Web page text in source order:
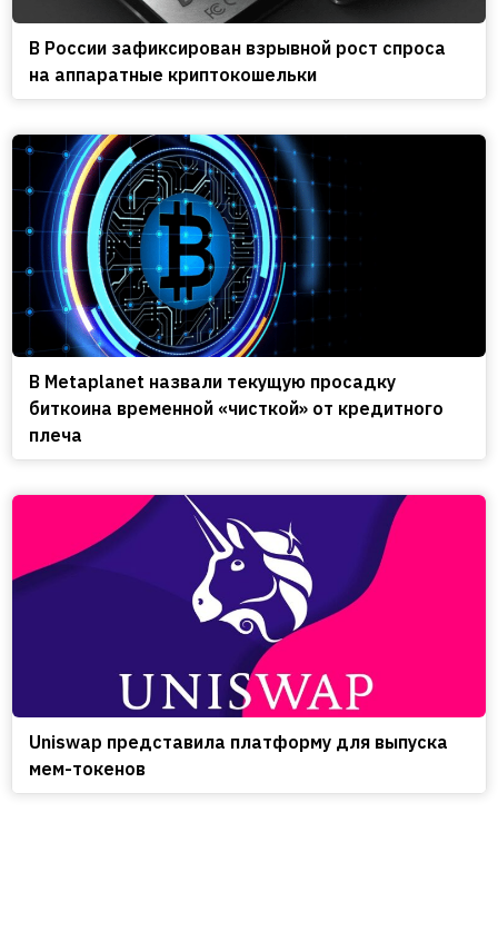
В России зафиксирован взрывной рост спроса
на аппаратные криптокошельки
В Metaplanet назвали текущую просадку
биткоина временной «чисткой» от кредитного
плеча
Uniswap представила платформу для выпуска
мем-токенов